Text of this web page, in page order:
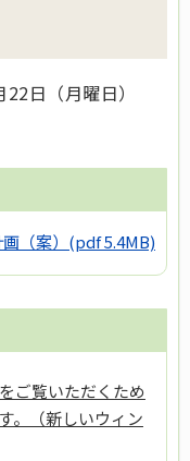
日（月曜日）
（案） (pdf 5.4MB)
ご覧いただくため
。（新しいウィン